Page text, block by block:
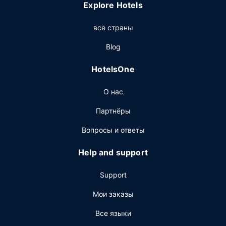
беспроводной доступ в интернет и услуги консьержа.
удобства, как магазины сувениров/газетные киоски и
Зайдите в ресторан или кофейня/кафе, предлагающий
круглосуточное обслуживание номеров. Загляните в
бар/лаунж и утолите жажду своим любимым
напитком. За отдельную плату предлагается завтрак
(шведский стол): по будним дням с 6:00 до 12:00, по
Другие особенности
бизнес-центр, химчистка или прачечная и
круглосуточная работа стойки регистрации. Для
следующее: помещение для конференций и
Explore Hotels
все страны
Blog
HotelsOne
О нас
Партнёры
Вопросы и ответы
Help and support
Support
Мои заказы
Все языки